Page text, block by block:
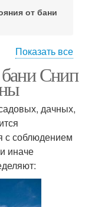
от бани
до бани
Показать все
бани Снип
дачных,
с соблюдением
иначе